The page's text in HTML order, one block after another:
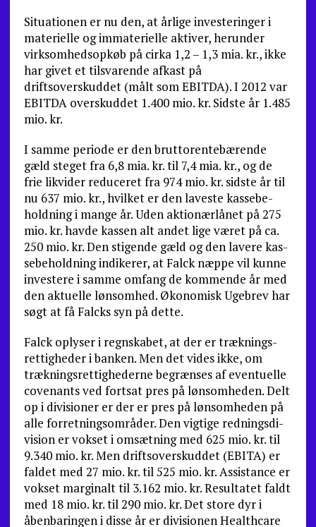
Situationen er nu den, at årlige investeringer i
materielle og immaterielle aktiver, herunder
virk­somhedsopkøb på cirka 1,2 – 1,3 mia. kr., ikke
har givet et tilsvarende afkast på
driftsoverskuddet (målt som EBITDA). I 2012 var
EBITDA overskuddet 1.400 mio. kr. Sidste år 1.485
mio. kr.
I samme periode er den bruttorentebærende
gæld steget fra 6,8 mia. kr. til 7,4 mia. kr., og de
frie likvider reduceret fra 974 mio. kr. sidste år til
nu 637 mio. kr., hvilket er den laveste kassebe­
holdning i mange år. Uden aktionærlånet på 275
mio. kr. havde kassen alt andet lige været på ca.
250 mio. kr. Den stigende gæld og den lavere kas­
sebeholdning indikerer, at Falck næppe vil kunne
investere i samme omfang de kommende år med
den aktuelle lønsomhed. Økonomisk Ugebrev har
søgt at få Falcks syn på dette.
Falck oplyser i regnskabet, at der er træknings­
rettigheder i banken. Men det vides ikke, om
trækningsrettighederne begrænses af eventuelle
covenants ved fortsat pres på lønsomheden. Delt
op i divisioner er der er pres på lønsomheden på
alle forretningsområder. Den vigtige redningsdi­
vision er vokset i omsætning med 625 mio. kr. til
9.340 mio. kr. Men driftsoverskuddet (EBITA) er
faldet med 27 mio. kr. til 525 mio. kr. Assistance er
vokset marginalt til 3.162 mio. kr. Resultatet faldt
med 18 mio. kr. til 290 mio. kr. Det store dyr i
åbenbaringen i disse år er divisionen Healthcare